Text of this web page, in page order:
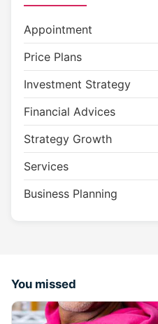
Appointment
Price Plans
Investment Strategy
Financial Advices
Strategy Growth
Services
Business Planning
You missed